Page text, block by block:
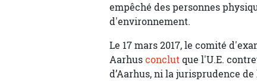
empêché des personnes
d'environnement.
Le 17 mars 2017, le comité
Aarhusconclutque l'U.E.
d’Aarhus, ni la jurisprudence